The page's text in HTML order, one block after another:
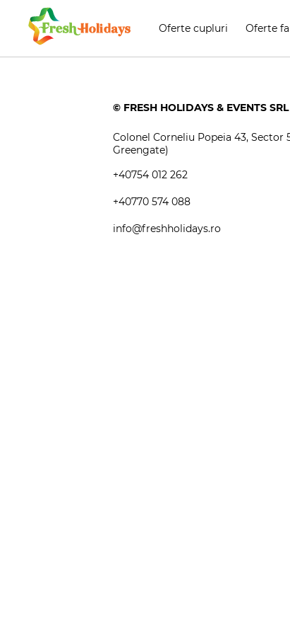
Oferte cupluri Oferte
© FRESH HOLIDAYS & EVENTS
Colonel Corneliu Popeia 43, Sector
Greengate)
+40754 012 262
+40770 574 088
info@freshholidays.ro